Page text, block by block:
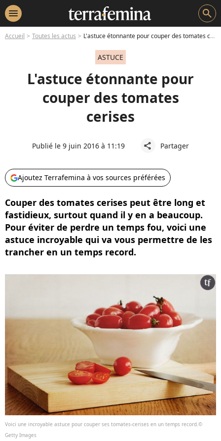
menu search
Accueil Toutes les actus L'astuce étonnante pour couper des tomates cerises
ASTUCE
L'astuce étonnante pour
couper des tomates
cerises
Publié le 9 juin 2016 à 11:19 share Partager
Ajoutez Terrafemina à vos sources préférées
Couper des tomates cerises peut être long et
fastidieux, surtout quand il y en a beaucoup.
Pour éviter de perdre un temps fou, voici une
astuce incroyable qui va vous permettre de les
trancher en un temps record.
Voici une incroyable astuce pour couper ses tomates-cerises en un temps record.©
Getty Images